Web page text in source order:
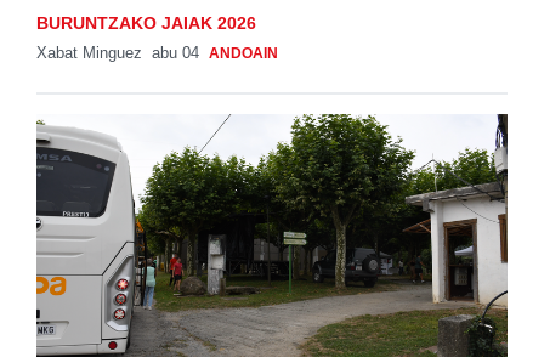
BURUNTZAKO JAIAK 2026
Xabat Minguez abu 04 ANDOAIN